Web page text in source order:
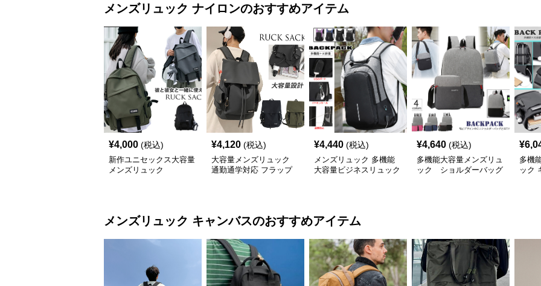
メンズリュック ナイロンのおすすめアイテム
¥4,000 (税込)
新作ユニセックス大容量
メンズリュック
¥4,120 (税込)
大容量メンズリュック
通勤通学対応 フラップ
¥4,440 (税込)
メンズリュック 多機能
大容量ビジネスリュック
¥4,640 (税込)
多機能大容量メンズリュ
ック ショルダーバッグ
¥
多機
ック
メンズリュック キャンバスのおすすめアイテム